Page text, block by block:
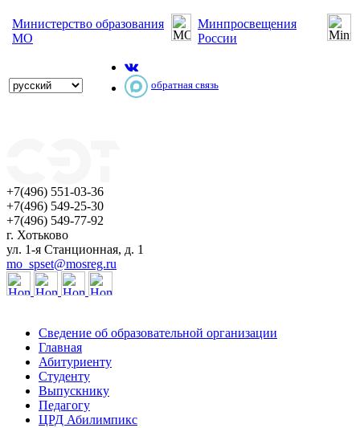
Министерство образования
МО
Минпросвещения
России
обратная связь
+7(496) 551-03-36
+7(496) 549-25-30
+7(496) 549-77-92
г. Хотьково
ул. 1-я Станционная, д. 1
mo_spset@mosreg.ru
Сведение об образовательной организации
Главная
Абитуриенту
Студенту
Выпускнику
Педагогу
ЦРД Абилимпикс